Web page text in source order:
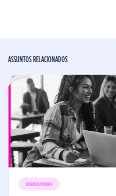
ASSUNTOS RELACIONADOS
DESENVOLVIMENTO